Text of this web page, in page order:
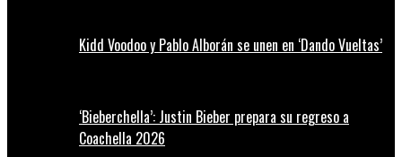
Kidd Voodoo y Pablo Alborán se unen en ‘Dando Vueltas’
‘Bieberchella’: Justin Bieber prepara su regreso a
Coachella 2026